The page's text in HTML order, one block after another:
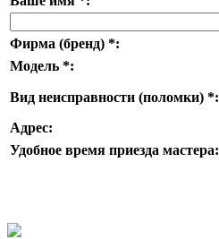
Фирма (бренд) *:
Модель *:
Вид неисправности (поломки) *:
Адрес:
Удобное время приезда мастера: